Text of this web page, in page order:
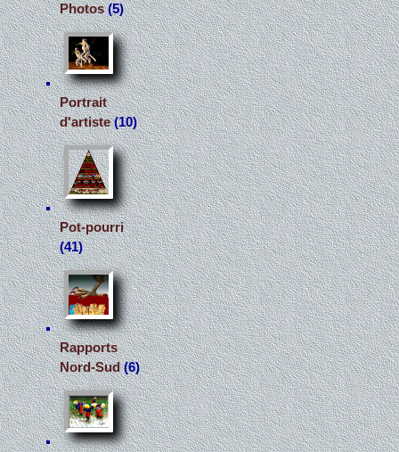
Photos(5)
Portrait
d'artiste(10)
Pot-pourri
(41)
Rapports
Nord-Sud(6)